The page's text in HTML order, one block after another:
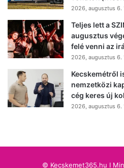
2026, augusztus 6.
Teljes lett a
augusztus
felé venni az
2026, augusztus 6.
Kecskemétről
nemzetközi
cég keres új
2026, augusztus 6.
© Kecskemet365.hu I